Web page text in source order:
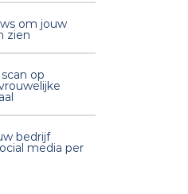
om jouw
zien
op
bedrijf
media per